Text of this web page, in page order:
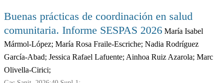
Buenas prácticas de coordinación en salud
comunitaria. Informe SESPAS 2026 María Isabel
Mármol-López; María Rosa Fraile-Escriche; Nadia Rodríguez
García-Abad; Jessica Rafael Lafuente; Ainhoa Ruiz Azarola; Marc
Olivella-Cirici;